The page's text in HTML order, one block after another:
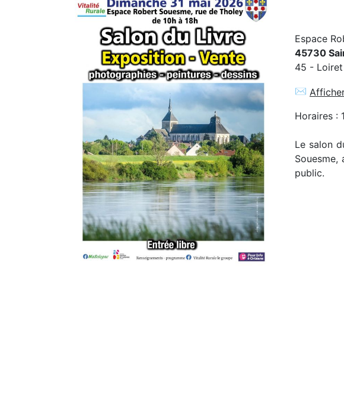
Espace
45730
45 -
✉
Horaires :
Le salon
Souesme,
public.